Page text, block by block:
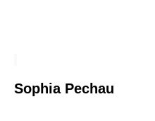
Sophia Pechau